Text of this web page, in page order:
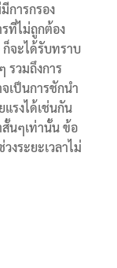
การกรอง
ที่ไม่ถูกต้อง
จะได้รับทราบ
รวมถึงการ
เป็นการชักนำ
แรงได้เช่นกัน
สั้นๆเท่านั้น ข้อ
งระยะเวลาไม่